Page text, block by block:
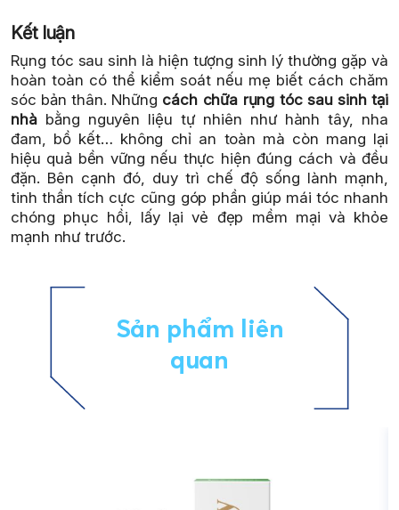
Kết luận
Rụng tóc sau sinh là hiện tượng sinh lý thường gặp và
hoàn toàn có thể kiểm soát nếu mẹ biết cách chăm
sóc bản thân. Những cách chữa rụng tóc sau sinh tại
nhàbằng nguyên liệu tự nhiên như hành tây, nha
đam, bồ kết… không chỉ an toàn mà còn mang lại
hiệu quả bền vững nếu thực hiện đúng cách và đều
đặn. Bên cạnh đó, duy trì chế độ sống lành mạnh,
tinh thần tích cực cũng góp phần giúp mái tóc nhanh
chóng phục hồi, lấy lại vẻ đẹp mềm mại và khỏe
mạnh như trước.
Sản phẩm liên
quan